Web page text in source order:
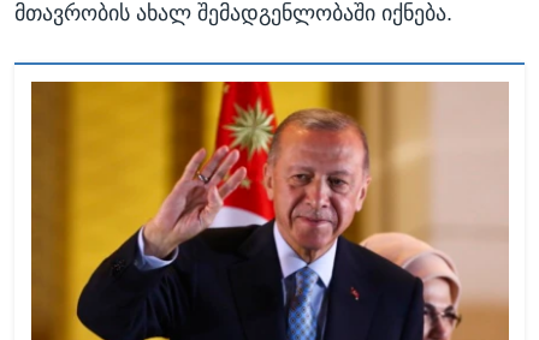
მთავრობის ახალ შემადგენლობაში იქნება.